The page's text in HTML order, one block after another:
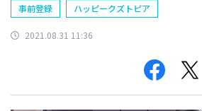
事前登録
ハッピークズトピア
2021.08.31 11:36